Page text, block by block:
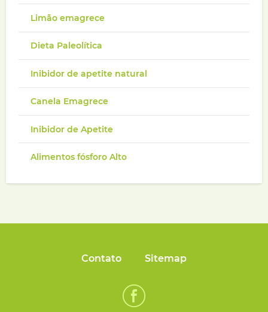
Limão emagrece
Dieta Paleolítica
Inibidor de apetite natural
Canela Emagrece
Inibidor de Apetite
Alimentos fósforo Alto
Contato Sitemap